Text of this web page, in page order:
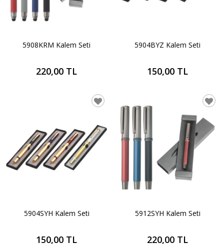
5908KRM Kalem Seti
220,00 TL
5904BYZ Kalem Seti
150,00 TL
5904SYH Kalem Seti
150,00 TL
5912SYH Kalem Seti
220,00 TL